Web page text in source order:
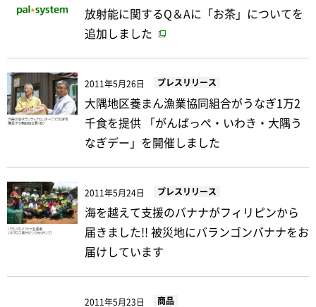
放射能に関するQ＆Aに「お茶」についてを
追加しました
2011年5月26日 プレスリリース
大隅地区養まん漁業協同組合がうなぎ1万2
千食を提供 「がんばっぺ・いわき・大隅う
なぎデー」を開催しました
2011年5月24日 プレスリリース
海を越えて支援のバナナがフィリピンから
届きました!! 被災地にバランゴンバナナをお
届けしています
2011年5月23日 商品